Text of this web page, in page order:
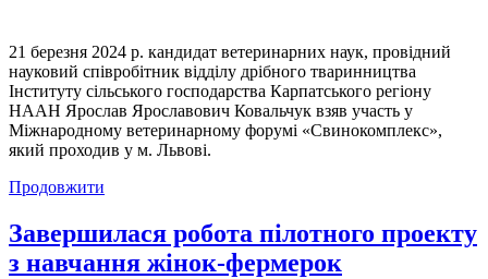
21 березня 2024 р. кандидат ветеринарних наук, провідний
науковий співробітник відділу дрібного тваринництва
Інституту сільського господарства Карпатського регіону
НААН Ярослав Ярославович Ковальчук взяв участь у
Міжнародному ветеринарному форумі «Свинокомплекс»,
який проходив у м. Львові.
Продовжити
Завершилася робота пілотного проекту
з навчання жінок-фермерок